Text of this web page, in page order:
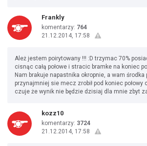
Frankly
komentarzy: 764
21.12.2014, 17:58
Ależ jestem poirytowany !!! :D trzymac 70%
cisnąc całą połowe i stracic bramke na koniec
Nam brakuje napastnika okropnie, a wam środka
przynajmniej sie mecz zrobił pod koniec połowy
czuje że wynik nie będzie dzisiaj dla mnie zbyt
kozz10
komentarzy: 3724
21.12.2014, 17:58